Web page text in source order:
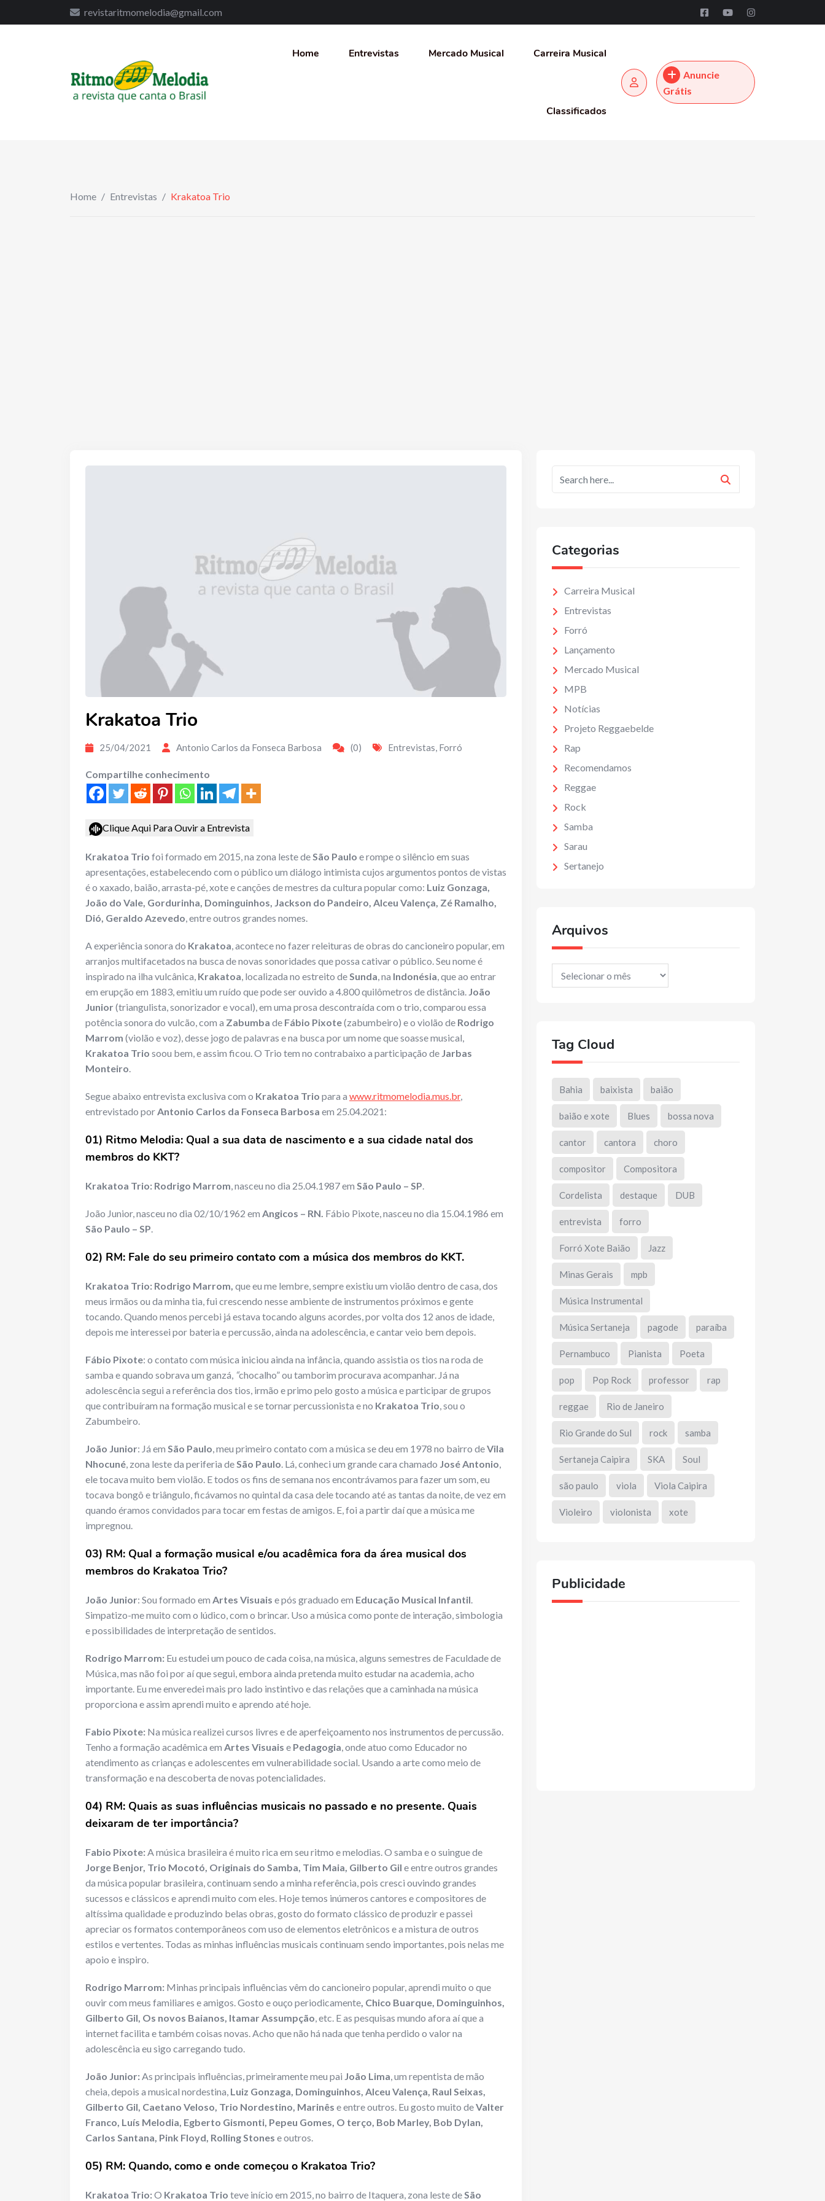
revistaritmomelodia@gmail.com
Home Entrevistas Mercado Musical Carreira Musical
Classificados
Anuncie
Grátis
Home / Entrevistas / Krakatoa Trio
Krakatoa Trio
25/04/2021 Antonio Carlos da Fonseca Barbosa (0) Entrevistas, Forró
Compartilhe conhecimento
Clique Aqui Para Ouvir a Entrevista
Krakatoa Trio foi formado em 2015, na zona leste deSão Paulo e rompe o silêncio em suas
apresentações, estabelecendo com o público um diálogo intimista cujos argumentos pontos de vistas
é o xaxado, baião, arrasta-pé, xote e canções de mestres da cultura popular como: Luiz Gonzaga,
João do Vale, Gordurinha, Dominguinhos, Jackson do Pandeiro, Alceu Valença, Zé Ramalho,
Dió, Geraldo Azevedo, entre outros grandes nomes.
A experiência sonora do Krakatoa, acontece no fazer releituras de obras do cancioneiro popular, em
arranjos multifacetados na busca de novas sonoridades que possa cativar o público. Seu nome é
inspirado na ilha vulcânica, Krakatoa, localizada no estreito deSunda, na Indonésia, que ao entrar
em erupção em 1883, emitiu um ruído que pode ser ouvido a 4.800 quilômetros de distância. João
Junior(triangulista, sonorizador e vocal), em uma prosa descontraída com o trio, comparou essa
potência sonora do vulcão, com a Zabumba de Fábio Pixote(zabumbeiro) e o violão de Rodrigo
Marrom (violão e voz), desse jogo de palavras e na busca por um nome que soasse musical,
Krakatoa Trio soou bem, e assim ficou. O Trio tem no contrabaixo a participação de Jarbas
Monteiro.
Segue abaixo entrevista exclusiva com o Krakatoa Trio para a www.ritmomelodia.mus.br,
entrevistado porAntonio Carlos da Fonseca Barbosa em 25.04.2021:
01) Ritmo Melodia: Qual a sua data de nascimento e a sua cidade natal dos
membros do KKT?
Krakatoa Trio: Rodrigo Marrom, nasceu no dia 25.04.1987 em São Paulo – SP.
João Junior, nasceu no dia 02/10/1962 em Angicos – RN. Fábio Pixote, nasceu no dia 15.04.1986 em
São Paulo – SP.
02) RM: Fale do seu primeiro contato com a música dos membros do KKT.
Krakatoa Trio: Rodrigo Marrom, que eu me lembre, sempre existiu um violão dentro de casa, dos
meus irmãos ou da minha tia, fui crescendo nesse ambiente de instrumentos próximos e gente
tocando. Quando menos percebi já estava tocando alguns acordes, por volta dos 12 anos de idade,
depois me interessei por bateria e percussão, ainda na adolescência, e cantar veio bem depois.
Fábio Pixote: o contato com música iniciou ainda na infância, quando assistia os tios na roda de
samba e quando sobrava um ganzá, “chocalho” ou tamborim procurava acompanhar. Já na
adolescência segui a referência dos tios, irmão e primo pelo gosto a música e participar de grupos
que contribuíram na formação musical e se tornar percussionista e no Krakatoa Trio, sou o
Zabumbeiro.
João Junior: Já em São Paulo, meu primeiro contato com a música se deu em 1978 no bairro deVila
Nhocuné, zona leste da periferia deSão Paulo. Lá, conheci um grande cara chamado José Antonio,
ele tocava muito bem violão. E todos os fins de semana nos encontrávamos para fazer um som, eu
tocava bongô e triângulo, ficávamos no quintal da casa dele tocando até as tantas da noite, de vez em
quando éramos convidados para tocar em festas de amigos. E, foi a partir daí que a música me
impregnou.
03) RM: Qual a formação musical e/ou acadêmica fora da área musical dos
membros do Krakatoa Trio?
João Junior: Sou formado em Artes Visuais e pós graduado em Educação Musical Infantil.
Simpatizo-me muito com o lúdico, com o brincar. Uso a música como ponte de interação, simbologia
e possibilidades de interpretação de sentidos.
Rodrigo Marrom: Eu estudei um pouco de cada coisa, na música, alguns semestres de Faculdade de
Música, mas não foi por aí que segui, embora ainda pretenda muito estudar na academia, acho
importante. Eu me enveredei mais pro lado instintivo e das relações que a caminhada na música
proporciona e assim aprendi muito e aprendo até hoje.
Fabio Pixote: Na música realizei cursos livres e de aperfeiçoamento nos instrumentos de percussão.
Tenho a formação acadêmica em Artes Visuais e Pedagogia, onde atuo como Educador no
atendimento as crianças e adolescentes em vulnerabilidade social. Usando a arte como meio de
transformação e na descoberta de novas potencialidades.
04) RM: Quais as suas influências musicais no passado e no presente. Quais
deixaram de ter importância?
Fabio Pixote:A música brasileira é muito rica em seu ritmo e melodias. O samba e o suingue de
Jorge Benjor, Trio Mocotó, Originais do Samba, Tim Maia, Gilberto Gil e entre outros grandes
da música popular brasileira, continuam sendo a minha referência, pois cresci ouvindo grandes
sucessos e clássicos e aprendi muito com eles. Hoje temos inúmeros cantores e compositores de
altíssima qualidade e produzindo belas obras, gosto do formato clássico de produzir e passei
apreciar os formatos contemporâneos com uso de elementos eletrônicos e a mistura de outros
estilos e vertentes. Todas as minhas influências musicais continuam sendo importantes, pois nelas me
apoio e inspiro.
Rodrigo Marrom: Minhas principais influências vêm do cancioneiro popular, aprendi muito o que
ouvir com meus familiares e amigos. Gosto e ouço periodicamente, Chico Buarque, Dominguinhos,
Gilberto Gil, Os novos Baianos, Itamar Assumpção, etc. E as pesquisas mundo afora aí que a
internet facilita e também coisas novas. Acho que não há nada que tenha perdido o valor na
adolescência eu sigo carregando tudo.
João Junior:As principais influências, primeiramente meu pai João Lima, um repentista de mão
cheia, depois a musical nordestina, Luiz Gonzaga, Dominguinhos, Alceu Valença, Raul Seixas,
Gilberto Gil, Caetano Veloso, Trio Nordestino, Marinês e entre outros. Eu gosto muito deValter
Franco, Luís Melodia, Egberto Gismonti, Pepeu Gomes, O terço, Bob Marley, Bob Dylan,
Carlos Santana, Pink Floyd, Rolling Stones e outros.
05) RM: Quando, como e onde começou o Krakatoa Trio?
Krakatoa Trio:O Krakatoa Trio teve início em 2015, no bairro de Itaquera, zona leste deSão
Categorias
Carreira Musical
Entrevistas
Forró
Lançamento
Mercado Musical
MPB
Notícias
Projeto Reggaebelde
Rap
Recomendamos
Reggae
Rock
Samba
Sarau
Sertanejo
Arquivos
Arquivos
Tag Cloud
Bahia baixista baião
baião e xote Blues bossa nova
cantor cantora choro
compositor Compositora
Cordelista destaque DUB
entrevista forro
Forró Xote Baião Jazz
Minas Gerais mpb
Música Instrumental
Música Sertaneja pagode paraíba
Pernambuco Pianista Poeta
pop Pop Rock professor rap
reggae Rio de Janeiro
Rio Grande do Sul rock samba
Sertaneja Caipira SKA Soul
são paulo viola Viola Caipira
Violeiro violonista xote
Publicidade